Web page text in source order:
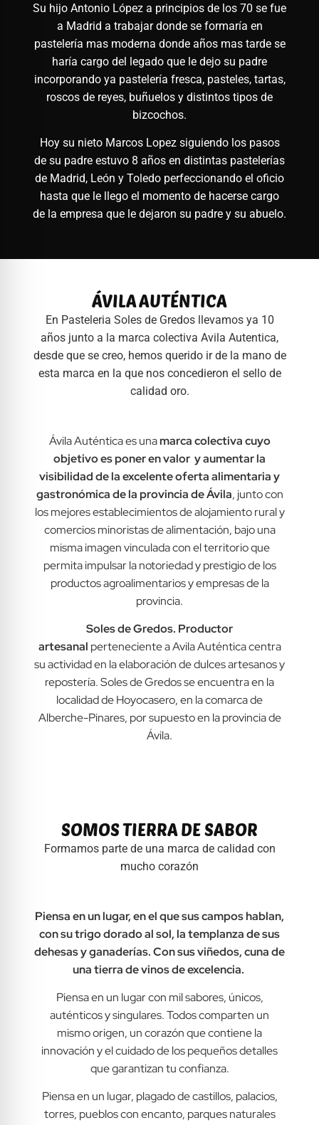
Su hijo Antonio López a principios de los 70 se fue
a Madrid a trabajar donde se formaría en
pastelería mas moderna donde años mas tarde se
haría cargo del legado que le dejo su padre
incorporando ya pastelería fresca, pasteles, tartas,
roscos de reyes, buñuelos y distintos tipos de
bizcochos.
Hoy su nieto Marcos Lopez siguiendo los pasos
de su padre estuvo 8 años en distintas pastelerías
de Madrid, León y Toledo perfeccionando el oficio
hasta que le llego el momento de hacerse cargo
de la empresa que le dejaron su padre y su abuelo.
ÁVILA AUTÉNTICA
En Pasteleria Soles de Gredos llevamos ya 10
años junto a la marca colectiva Avila Autentica,
desde que se creo, hemos querido ir de la mano de
esta marca en la que nos concedieron el sello de
calidad oro.
Ávila Auténtica es unamarca colectiva cuyo
objetivo es poner en valor y aumentar la
visibilidad de la excelente oferta alimentaria y
gastronómica de la provincia de Ávila, junto con
los mejores establecimientos de alojamiento rural y
comercios minoristas de alimentación, bajo una
misma imagen vinculada con el territorio que
permita impulsar la notoriedad y prestigio de los
productos agroalimentarios y empresas de la
provincia.
Soles de Gredos. Productor
artesanal perteneciente a Avila Auténtica centra
su actividad en la elaboración de dulces artesanos y
repostería. Soles de Gredos se encuentra en la
localidad de Hoyocasero, en la comarca de
Alberche-Pinares, por supuesto en la provincia de
Ávila.
SOMOS TIERRA DE SABOR
Formamos parte de una marca de calidad con
mucho corazón
Piensa en un lugar, en el que sus campos hablan,
con su trigo dorado al sol, la templanza de sus
dehesas y ganaderías. Con sus viñedos, cuna de
una tierra de vinos de excelencia.
Piensa en un lugar con mil sabores, únicos,
auténticos y singulares. Todos comparten un
mismo origen, un corazón que contiene la
innovación y el cuidado de los pequeños detalles
que garantizan tu confianza.
Piensa en un lugar, plagado de castillos, palacios,
torres, pueblos con encanto, parques naturales